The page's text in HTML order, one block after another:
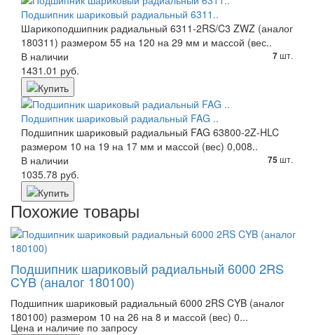
Подшипник шариковый радиальный 6311..
Шарикоподшипник радиальный 6311-2RS/C3 ZWZ (аналог
180311) размером 55 на 120 на 29 мм и массой (вес..
В наличии
7шт.
1431.01 руб.
Подшипник шариковый радиальный FAG ..
Подшипник шариковый радиальный FAG 63800-2Z-HLC
размером 10 на 19 на 17 мм и массой (вес) 0,008..
В наличии
75 шт.
1035.78 руб.
Похожие товары
Подшипник шариковый радиальный 6000 2RS
CYB (аналог 180100)
Подшипник шариковый радиальный 6000 2RS CYB (аналог
180100) размером 10 на 26 на 8 и массой (вес) 0...
Цена и наличие по запросу